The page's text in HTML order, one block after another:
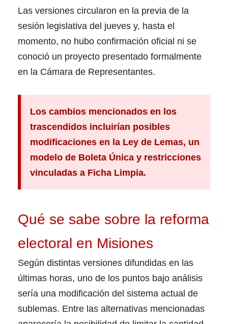
Las versiones circularon en la previa de la
sesión legislativa del jueves y, hasta el
momento, no hubo confirmación oficial ni se
conoció un proyecto presentado formalmente
en la Cámara de Representantes.
Los cambios mencionados en los
trascendidos incluirían posibles
modificaciones en la Ley de Lemas, un
modelo de Boleta Única y restricciones
vinculadas a Ficha Limpia.
Qué se sabe sobre la reforma
electoral en Misiones
Según distintas versiones difundidas en las
últimas horas, uno de los puntos bajo análisis
sería una modificación del sistema actual de
sublemas. Entre las alternativas mencionadas